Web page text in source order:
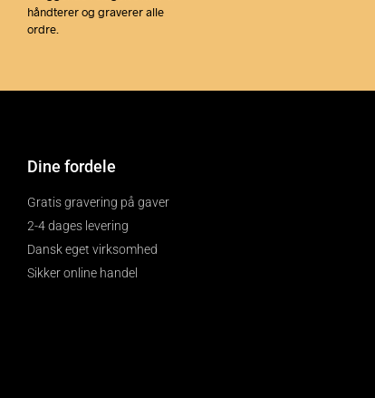
håndterer og graverer alle
ordre.
Dine fordele
Gratis gravering på gaver
2-4 dages levering
Dansk eget virksomhed
Sikker online handel